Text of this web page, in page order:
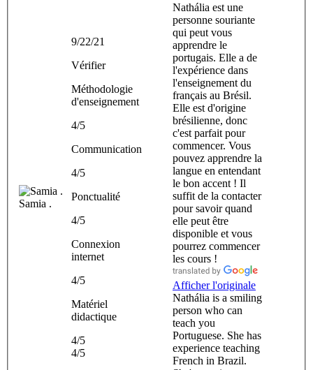
Samia .
9/22/21
Vérifier
Méthodologie
d'enseignement
4/5
Communication
4/5
Ponctualité
4/5
Connexion
internet
4/5
Matériel
didactique
4/5
4/5
Nathália est une
personne souriante
qui peut vous
apprendre le
portugais. Elle a de
l'expérience dans
l'enseignement du
français au Brésil.
Elle est d'origine
brésilienne, donc
c'est parfait pour
commencer. Vous
pouvez apprendre la
langue en entendant
le bon accent ! Il
suffit de la contacter
pour savoir quand
elle peut être
disponible et vous
pourrez commencer
les cours !
Afficher l'originale
Nathália is a smiling
person who can
teach you
Portuguese. She has
experience teaching
French in Brazil.